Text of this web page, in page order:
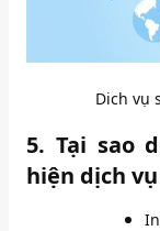
Dich vụ
5. Tại sao
hiện dịch vụ